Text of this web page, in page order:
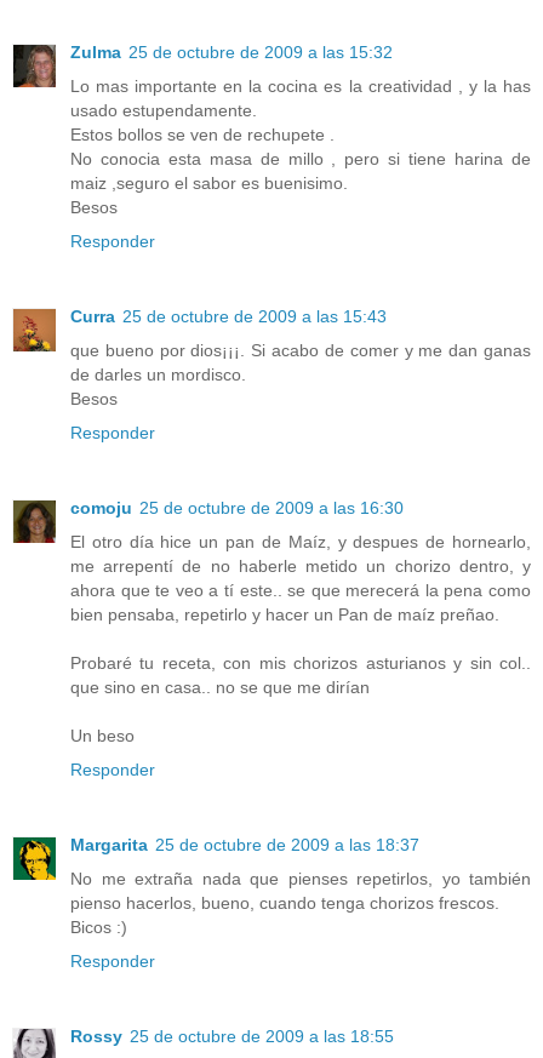
Zulma 25 de octubre de 2009 a las 15:32
Lo mas importante en la cocina es la creatividad , y la has
usado estupendamente.
Estos bollos se ven de rechupete .
No conocia esta masa de millo , pero si tiene harina de
maiz ,seguro el sabor es buenisimo.
Besos
Responder
Curra 25 de octubre de 2009 a las 15:43
que bueno por dios¡¡¡. Si acabo de comer y me dan ganas
de darles un mordisco.
Besos
Responder
comoju 25 de octubre de 2009 a las 16:30
El otro día hice un pan de Maíz, y despues de hornearlo,
me arrepentí de no haberle metido un chorizo dentro, y
ahora que te veo a tí este.. se que merecerá la pena como
bien pensaba, repetirlo y hacer un Pan de maíz preñao.
Probaré tu receta, con mis chorizos asturianos y sin col..
que sino en casa.. no se que me dirían
Un beso
Responder
Margarita 25 de octubre de 2009 a las 18:37
No me extraña nada que pienses repetirlos, yo también
pienso hacerlos, bueno, cuando tenga chorizos frescos.
Bicos :)
Responder
Rossy 25 de octubre de 2009 a las 18:55